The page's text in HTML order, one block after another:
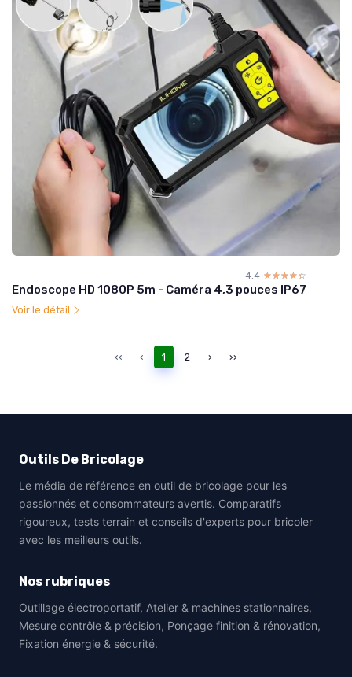
4.4 ☆☆☆☆☆
★★★★★
Endoscope HD 1080P 5m - Caméra 4,3 pouces IP67
Voir le détail
‹‹ ‹ 1 2 › ››
Outils De Bricolage
Le média de référence en outil de bricolage pour les
passionnés et consommateurs avertis. Comparatifs
rigoureux, tests terrain et conseils d'experts pour bricoler
avec les meilleurs outils.
Nos rubriques
Outillage électroportatif, Atelier & machines stationnaires,
Mesure contrôle & précision, Ponçage finition & rénovation,
Fixation énergie & sécurité.